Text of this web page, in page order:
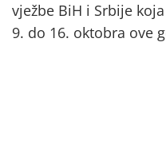
vježbe BiH i Srbije
9. do 16. oktobra ove